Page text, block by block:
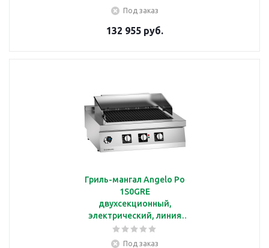
Под заказ
132 955 руб.
Гриль-мангал Angelo Po
1S0GRE
двухсекционный,
электрический, линия
ICON7000
Под заказ